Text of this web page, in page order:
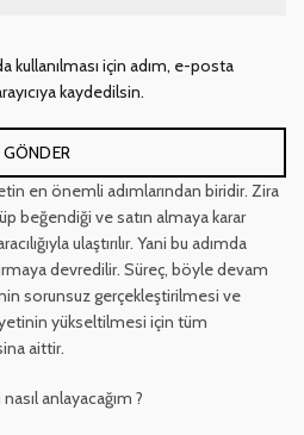
kullanılması için adım, e-posta
kaydedilsin.
en önemli adımlarından biridir. Zira
beğendiği ve satın almaya karar
ulaştırılır. Yani bu adımda
devredilir. Süreç, böyle devam
sorunsuz gerçekleştirilmesi ve
yükseltilmesi için tüm
aittir.
anlayacağım ?